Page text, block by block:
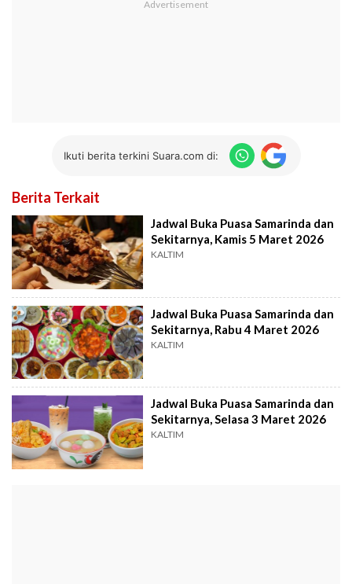
Ikuti berita terkini Suara.com di:
Berita Terkait
Jadwal Buka Puasa Samarinda dan
Sekitarnya, Kamis 5 Maret 2026
KALTIM
Jadwal Buka Puasa Samarinda dan
Sekitarnya, Rabu 4 Maret 2026
KALTIM
Jadwal Buka Puasa Samarinda dan
Sekitarnya, Selasa 3 Maret 2026
KALTIM